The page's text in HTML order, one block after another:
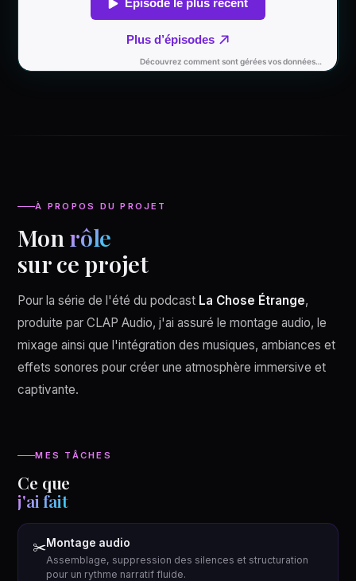
À PROPOS DU PROJET
Mon rôle
sur ce projet
Pour la série de l'été du podcast La Chose Étrange,
produite par CLAP Audio, j'ai assuré le montage audio, le
mixage ainsi que l'intégration des musiques, ambiances et
effets sonores pour créer une atmosphère immersive et
captivante.
MES TÂCHES
Ce que
j'ai fait
✂️Montage audio
Assemblage, suppression des silences et structuration
pour un rythme narratif fluide.